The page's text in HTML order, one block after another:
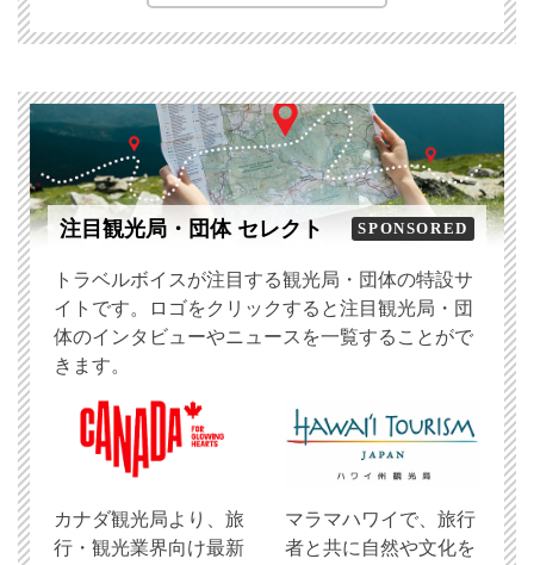
注目観光局・団体 セレクト SPONSORED
トラベルボイスが注目する観光局・団体の特設サ
イトです。ロゴをクリックすると注目観光局・団
体のインタビューやニュースを一覧することがで
きます。
​カナダ観光局より、旅
行・観光業界向け最新
マラマハワイで、旅行
者と共に自然や文化を